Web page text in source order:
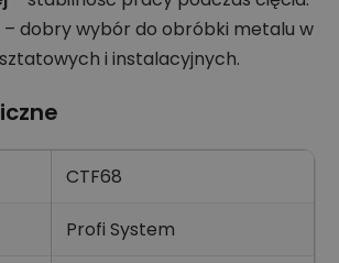
– dobry wybór do obróbki metalu w
i instalacyjnych.
CTF68
Profi System